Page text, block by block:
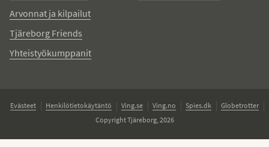
Arvonnat ja kilpailut
Tjäreborg Friends
Yhteistyökumppanit
Evästeet Henkilötietokäytäntö Ving.se Ving.no Spies.dk
Globetrotter
Copyright Tjäreborg, 2026